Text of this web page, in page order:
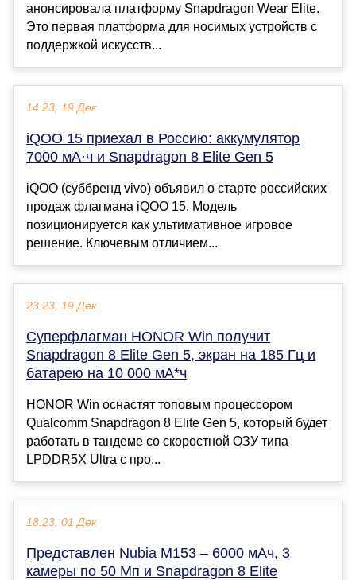
анонсировала платформу Snapdragon Wear Elite.
Это первая платформа для носимых устройств с
поддержкой искусств...
14:23, 19 Дек
iQOO 15 приехал в Россию: аккумулятор
7000 мА·ч и Snapdragon 8 Elite Gen 5
iQOO (суббренд vivo) объявил о старте российских
продаж флагмана iQOO 15. Модель
позиционируется как ультимативное игровое
решение. Ключевым отличием...
23:23, 19 Дек
Суперфлагман HONOR Win получит
Snapdragon 8 Elite Gen 5, экран на 185 Гц и
батарею на 10 000 мА*ч
HONOR Win оснастят топовым процессором
Qualcomm Snapdragon 8 Elite Gen 5, который будет
работать в тандеме со скоростной ОЗУ типа
LPDDR5X Ultra c про...
18:23, 01 Дек
Представлен Nubia M153 – 6000 мАч, 3
камеры по 50 Мп и Snapdragon 8 Elite